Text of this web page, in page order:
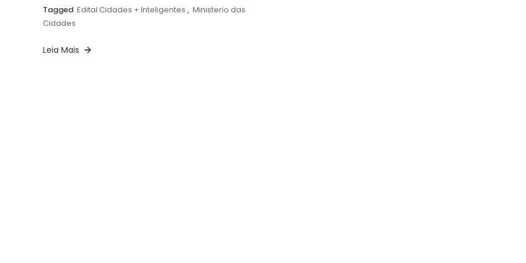
Tagged Edital Cidades + Inteligentes , Ministerio das
Cidades
Leia Mais